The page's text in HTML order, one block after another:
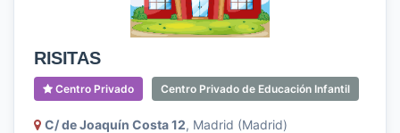
RISITAS
Centro Privado Centro Privado de Educación Infantil
C/ de Joaquín Costa 12, Madrid (Madrid)